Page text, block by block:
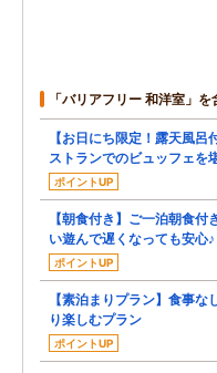
「バリアフリー 和洋室」
【お日にち限定！露天風呂
ストランでのビュッフェを
ポイントUP
【朝食付き】ご一泊朝食
い遊んで遅くなっても安心♪
ポイントUP
【素泊まりプラン】食事な
り楽しむプラン
ポイントUP